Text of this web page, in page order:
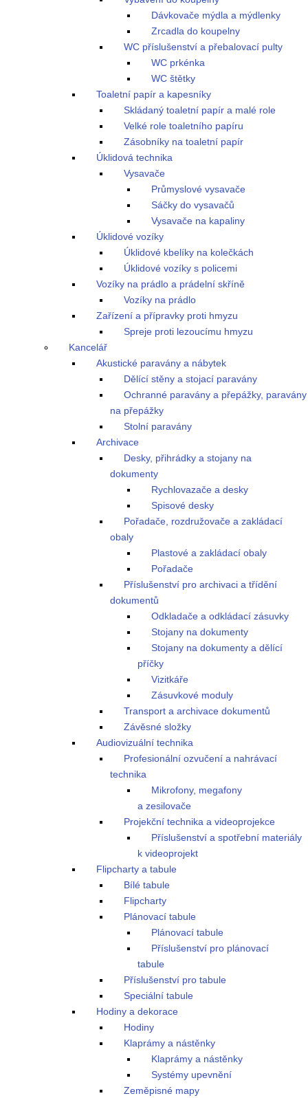
Dávkovače mýdla a mýdlenky
Zrcadla do koupelny
WC příslušenství a přebalovací pulty
WC prkénka
WC štětky
Toaletní papír a kapesníky
Skládaný toaletní papír a malé role
Velké role toaletního papíru
Zásobníky na toaletní papír
Úklidová technika
Vysavače
Průmyslové vysavače
Sáčky do vysavačů
Vysavače na kapaliny
Úklidové vozíky
Úklidové kbelíky na kolečkách
Úklidové vozíky s policemi
Vozíky na prádlo a prádelní skříně
Vozíky na prádlo
Zařízení a přípravky proti hmyzu
Spreje proti lezoucímu hmyzu
Kancelář
Akustické paravány a nábytek
Dělící stěny a stojací paravány
Ochranné paravány a přepážky, paravány
na přepážky
Stolní paravány
Archivace
Desky, přihrádky a stojany na
dokumenty
Rychlovazače a desky
Spisové desky
Pořadače, rozdružovače a zakládací
obaly
Plastové a zakládací obaly
Pořadače
Příslušenství pro archivaci a třídění
dokumentů
Odkladače a odkládací zásuvky
Stojany na dokumenty
Stojany na dokumenty a dělící
příčky
Vizitkáře
Zásuvkové moduly
Transport a archivace dokumentů
Závěsné složky
Audiovizuální technika
Profesionální ozvučení a nahrávací
technika
Mikrofony, megafony
a zesilovače
Projekční technika a videoprojekce
Příslušenství a spotřební materiály
k videoprojekt
Flipcharty a tabule
Bílé tabule
Flipcharty
Plánovací tabule
Plánovací tabule
Příslušenství pro plánovací
tabule
Příslušenství pro tabule
Speciální tabule
Hodiny a dekorace
Hodiny
Klaprámy a nástěnky
Klaprámy a nástěnky
Systémy upevnění
Zeměpisné mapy